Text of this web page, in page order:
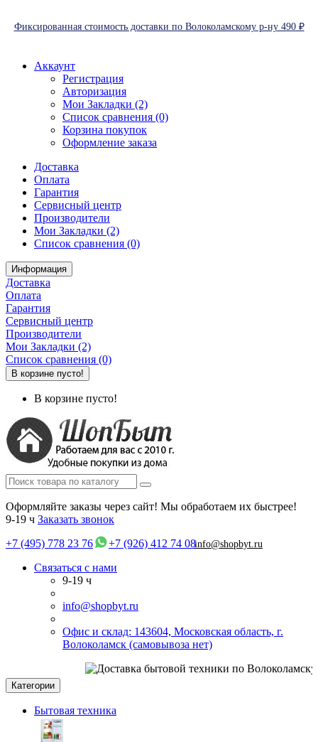
Фиксированная стоимость доставки по Волоколамскому р-ну 490 ₽
Аккаунт
Регистрация
Авторизация
Мои Закладки (2)
Список сравнения (0)
Корзина покупок
Оформление заказа
Доставка
Оплата
Гарантия
Сервисный центр
Производители
Мои Закладки (2)
Список сравнения (0)
Информация
Доставка
Оплата
Гарантия
Сервисный центр
Производители
Мои Закладки (2)
Список сравнения (0)
В корзине пусто!
В корзине пусто!
Оформляйте заказы через сайт! Мы обработаем их быстрее!
9-19 ч Заказать звонок
+7 (495) 778 23 76
+7 (926) 412 74 08info@shopbyt.ru
Связаться с нами
9-19 ч
info@shopbyt.ru
Офис и склад: 143604, Московская область, г.
Волоколамск (самовывоза нет)
Категории
Бытовая техника